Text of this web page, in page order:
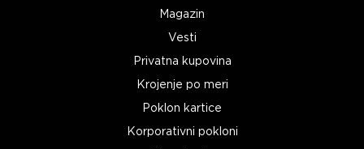
Magazin
Vesti
Privatna kupovina
Krojenje po meri
Poklon kartice
Korporativni pokloni